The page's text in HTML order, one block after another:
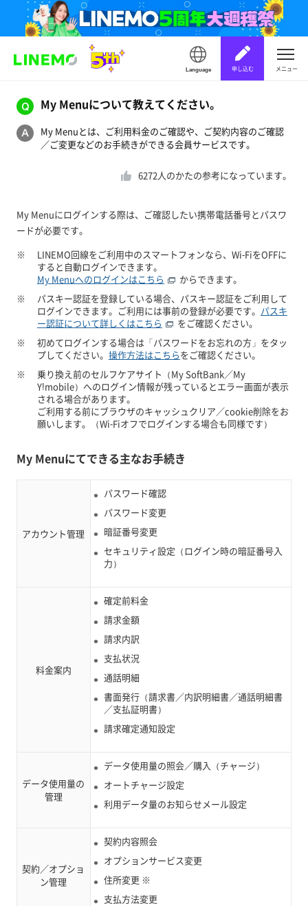
Language 申し込む メニュー
My Menuについて教えてください。
My Menuとは、ご利用料金のご確認や、ご契約内容のご確認
／ご変更などのお手続きができる会員サービスです。
6272人のかたの参考になっています。
My Menuにログインする際は、ご確認したい携帯電話番号とパスワ
ードが必要です。
※
LINEMO回線をご利用中のスマートフォンなら、Wi-FiをOFFに
すると自動ログインできます。
My Menuへのログインはこちら
からできます。
※
パスキー認証を登録している場合、パスキー認証をご利用して
ログインできます。ご利用には事前の登録が必要です。 パスキ
ー認証について詳しくはこちら
をご確認ください。
※
初めてログインする場合は「パスワードをお忘れの方」をタッ
プしてください。 操作方法はこちらをご確認ください。
※
乗り換え前のセルフケアサイト（My SoftBank／My
Y!mobile）へのログイン情報が残っているとエラー画面が表示
される場合があります。
ご利用する前にブラウザのキャッシュクリア／cookie削除をお
願いします。（Wi-Fiオフでログインする場合も同様です）
My Menuにてできる主なお手続き
アカウント管理
パスワード確認
パスワード変更
暗証番号変更
セキュリティ設定（ログイン時の暗証番号入
力）
料金案内
確定前料金
請求金額
請求内訳
支払状況
通話明細
書面発行（請求書／内訳明細書／通話明細書
／支払証明書）
請求確定通知設定
データ使用量の
管理
データ使用量の照会／購入（チャージ）
オートチャージ設定
利用データ量のお知らせメール設定
契約／オプショ
ン管理
契約内容照会
オプションサービス変更
住所変更 ※
支払方法変更